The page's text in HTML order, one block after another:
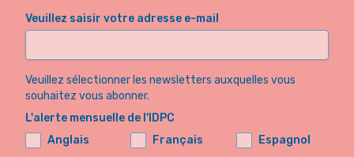
Veuillez saisir votre adresse e-mail
Veuillez sélectionner les newsletters auxquelles vous
souhaitez vous abonner.
L'alerte mensuelle de l'IDPC
Anglais
Français Espagnol